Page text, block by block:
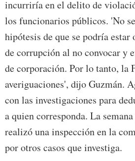
incurriría en el delito de
los funcionarios públicos. 'No
hipótesis de que se podría
de corrupción al no convocar y
de corporación. Por lo tanto, la
averiguaciones', dijo Guzmán.
con las investigaciones para
a quien corresponda. La
realizó una inspección en la
por otros casos que investiga.